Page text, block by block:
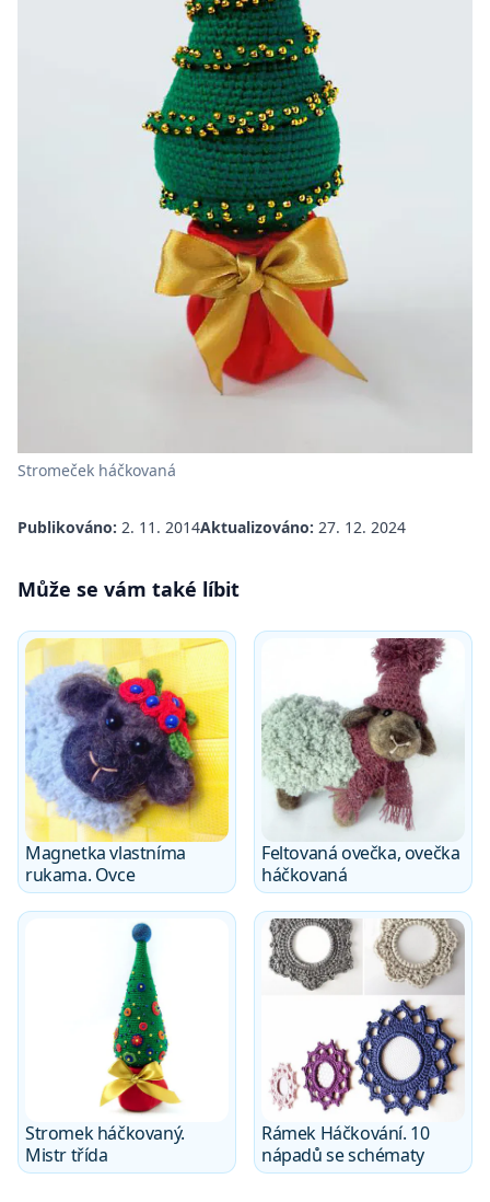
Stromeček háčkovaná
Publikováno: 2. 11. 2014Aktualizováno: 27. 12. 2024
Může se vám také líbit
Magnetka vlastníma
rukama. Ovce
Feltovaná ovečka, ovečka
háčkovaná
Stromek háčkovaný.
Mistr třída
Rámek Háčkování. 10
nápadů se schématy